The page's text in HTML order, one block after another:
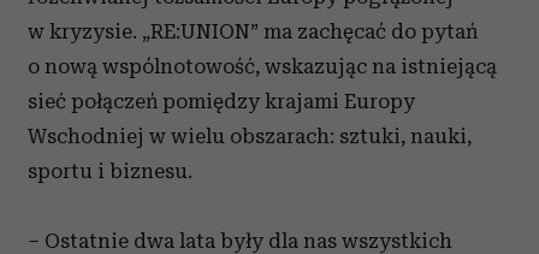
i reklam, aby oferować funkcje społecznościowe i
analizować ruch w naszej witrynie. Informacje o tym, jak
korzystasz z naszej witryny, udostępniamy partnerom
społecznościowym, reklamowym i analitycznym.
Partnerzy mogą połączyć te informacje z innymi danymi
otrzymanymi od Ciebie lub uzyskanymi podczas
w kryzysie. „RE:UNION” ma zachęcać do pytań
o nową wspólnotowość, wskazując na istniejącą
sieć połączeń pomiędzy krajami Europy
Wschodniej w wielu obszarach: sztuki, nauki,
sportu i biznesu.
– Ostatnie dwa lata były dla nas wszystkich